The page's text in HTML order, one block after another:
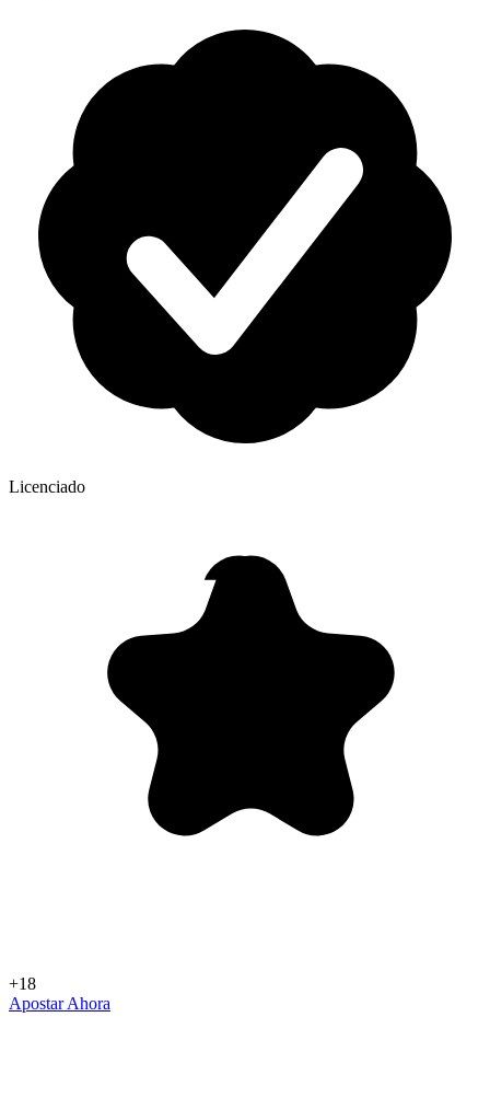
Licenciado
+18
Apostar Ahora